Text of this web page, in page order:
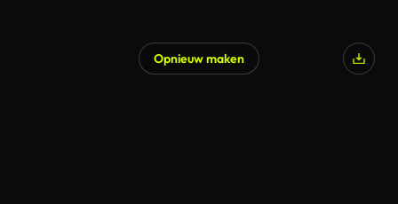
Opnieuw maken